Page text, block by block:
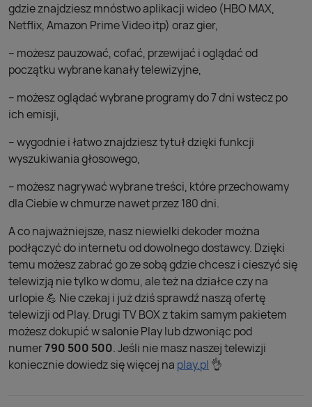
gdzie znajdziesz mnóstwo aplikacji wideo (HBO MAX,
Netflix, Amazon Prime Video itp) oraz gier,
– możesz pauzować, cofać, przewijać i oglądać od
początku wybrane kanały telewizyjne,
– możesz oglądać wybrane programy do 7 dni wstecz po
ich emisji,
– wygodnie i łatwo znajdziesz tytuł dzięki funkcji
wyszukiwania głosowego,
– możesz nagrywać wybrane treści, które przechowamy
dla Ciebie w chmurze nawet przez 180 dni.
A co najważniejsze, nasz niewielki dekoder można
podłączyć do internetu od dowolnego dostawcy. Dzięki
temu możesz zabrać go ze sobą gdzie chcesz i cieszyć się
telewizją nie tylko w domu, ale też na działce czy na
urlopie 💪 Nie czekaj i już dziś sprawdź naszą ofertę
telewizji od Play. Drugi TV BOX z takim samym pakietem
możesz dokupić w salonie Play lub dzwoniąc pod
numer790 500 500. Jeśli nie masz naszej telewizji
koniecznie dowiedz się więcej na play.pl 👌